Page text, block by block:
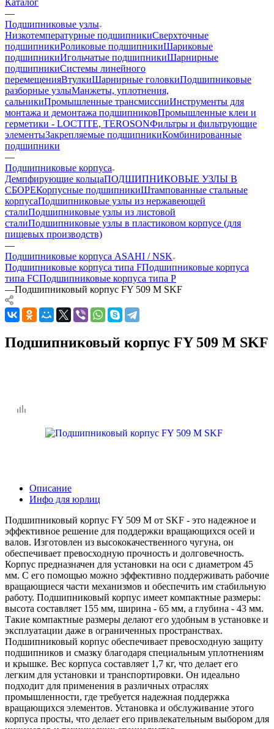
Каталог
—
Подшипниковые узлы
Низкотемпературные подшипникиСверхточные
подшипникиРоликовые подшипникиШариковые
подшипникиИгольчатые подшипникиШарнирные
подшипникиСистемы линейного
перемещенияВтулкиШарнирные головкиПодшипниковые
разборные узлыМанжеты, уплотнения,
сальникиПромышленные трансмиссииИнструменты для
монтажа и демонтажа подшипниковПромышленные клеи и
герметики - LOCTITE, TEROSONФильтры и фильтрующие
элементыЗакрепляемые подшипникиКомбинированные
подшипники
—
Подшипниковые корпуса
Демпфирующие кольцаПОДШИПНИКОВЫЕ УЗЛЫ В
СБОРЕКорпусные подшипникиШтампованные стальные
корпусаПодшипниковые узлы из нержавеющей
сталиПодшипниковые узлы из листовой
сталиПодшипниковые узлы в пластиковом корпусе (для
пищевых производств)
—
Подшипниковые корпуса ASAHI / NSK
Подшипниковые корпуса типа FПодшипниковые корпуса
типа FCПодшипниковые корпуса типа P
—Подшипниковый корпус FY 509 M SKF
Подшипниковый корпус FY 509 M SKF
Описание
Инфо для юрлиц
Подшипниковый корпус FY 509 M от SKF - это надежное и
эффективное решение для поддержки вращающихся осей и
валов. Изготовлен из высококачественного чугуна, он
обеспечивает превосходную прочность и долговечность.
Корпус предназначен для установки на оси с диаметром 45
мм. С его помощью можно эффективно поддерживать рабочие
вращающиеся части механизмов и обеспечить им стабильную
работу. Подшипниковый корпус имеет компактные размеры:
высота составляет 155 мм, ширина - 65 мм, а глубина - 43 мм.
Такие компактные размеры делают его удобным в установке и
эксплуатации даже в ограниченных пространствах.
Подшипниковый корпус обеспечивает превосходную защиту
подшипников и смазку благодаря специальным уплотнениям
и крышке. Вес корпуса составляет 1,7 кг, что делает его
легким для установки и транспортировки. Он идеально
подходит для применения в различных отраслях
промышленности, где требуется надежная поддержка
вращающихся элементов. Установка и обслуживание этого
корпуса просты, что делает его привлекательным выбором для